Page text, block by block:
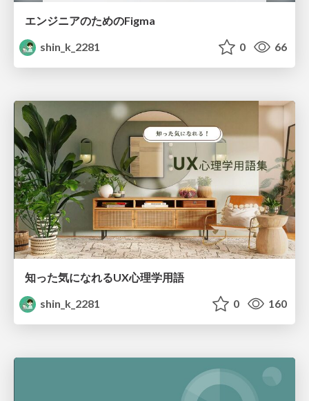
エンジニアのためのFigma
shin_k_2281
0 66
知った気になれるUX心理学用語
shin_k_2281
0 160